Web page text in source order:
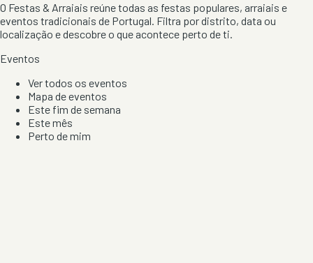
O Festas & Arraiais reúne todas as festas populares, arraiais e
eventos tradicionais de Portugal. Filtra por distrito, data ou
localização e descobre o que acontece perto de ti.
Eventos
Ver todos os eventos
Mapa de eventos
Este fim de semana
Este mês
Perto de mim